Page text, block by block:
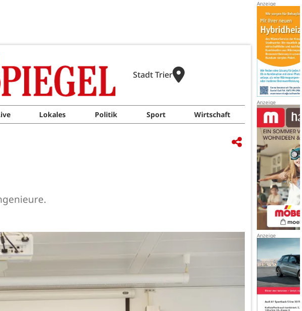
Stadt Trier
Lokales Politik Sport Wirtschaft